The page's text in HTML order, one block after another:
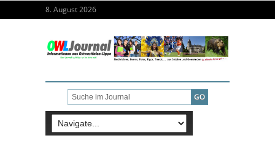
8. August 2026